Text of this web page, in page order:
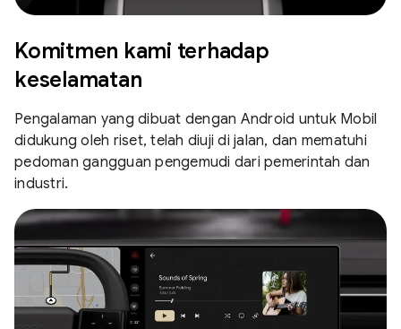
Komitmen kami terhadap
keselamatan
Pengalaman yang dibuat dengan Android untuk Mobil
didukung oleh riset, telah diuji di jalan, dan mematuhi
pedoman gangguan pengemudi dari pemerintah dan
industri.